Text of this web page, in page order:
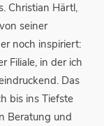
Christian Härtl,
seiner
noch inspiriert:
Filiale, in der ich
Das
bis ins Tiefste
Beratung und